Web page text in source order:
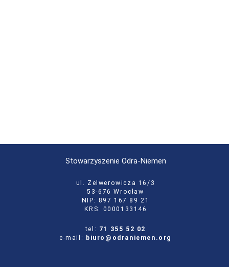
Stowarzyszenie Odra-Niemen
ul. Zelwerowicza 16/3
53-676 Wrocław
NIP: 897 167 89 21
KRS: 0000133146
tel: 71 355 52 02
e-mail:
biuro@odraniemen.org